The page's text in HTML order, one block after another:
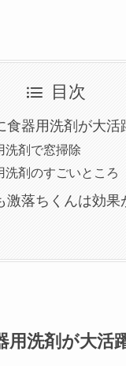
目次
食器用洗剤が大活
洗剤で窓掃除
洗剤のすごいところ
激落ちくんは効果
用洗剤が大活